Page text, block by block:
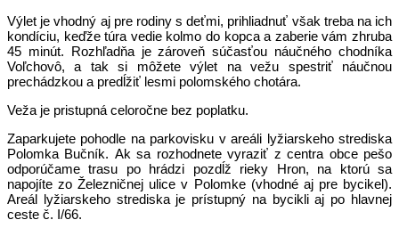
Výlet je vhodný aj pre rodiny s deťmi, prihliadnuť však treba na ich
kondíciu, keďže túra vedie kolmo do kopca a zaberie vám zhruba
45 minút. Rozhľadňa je zároveň súčasťou náučného chodníka
Voľchovô, a tak si môžete výlet na vežu spestriť náučnou
prechádzkou a predĺžiť lesmi polomského chotára.
Veža je pristupná celoročne bez poplatku.
Zaparkujete pohodle na parkovisku v areáli lyžiarskeho strediska
Polomka Bučník. Ak sa rozhodnete vyraziť z centra obce pešo
odporúčame trasu po hrádzi pozdĺž rieky Hron, na ktorú sa
napojíte zo Železničnej ulice v Polomke (vhodné aj pre bycikel).
Areál lyžiarskeho strediska je prístupný na bycikli aj po hlavnej
ceste č. I/66.